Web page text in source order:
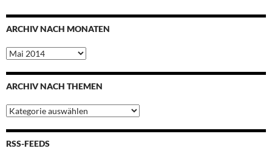
ARCHIV NACH MONATEN
Archiv
nach
Monaten
ARCHIV NACH THEMEN
Archiv
nach
Themen
RSS-FEEDS